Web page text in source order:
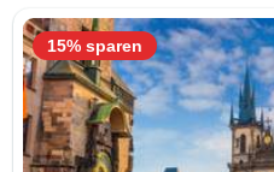
15% sparen